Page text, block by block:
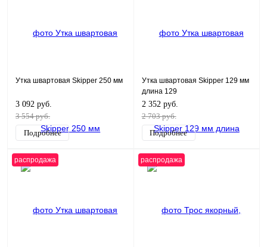
Утка швартовая Skipper 250 мм
3 092 руб.
3 554 руб.
Подробнее
Утка швартовая Skipper 129 мм
длина 129
2 352 руб.
2 703 руб.
Подробнее
распродажа распродажа